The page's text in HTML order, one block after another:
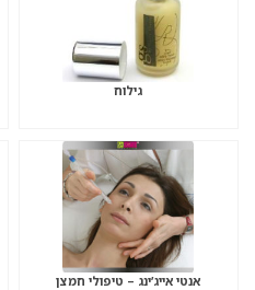
גילוח
אנטי אייג’ינג – טיפולי חמצן